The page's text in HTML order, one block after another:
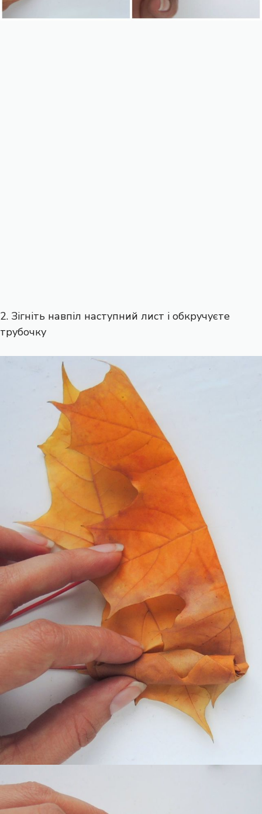
2. Зігніть навпіл наступний лист і обкручуєте
трубочку